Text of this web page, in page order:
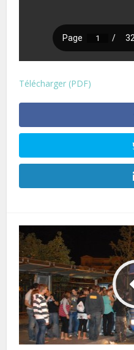
Télécharger (PDF)